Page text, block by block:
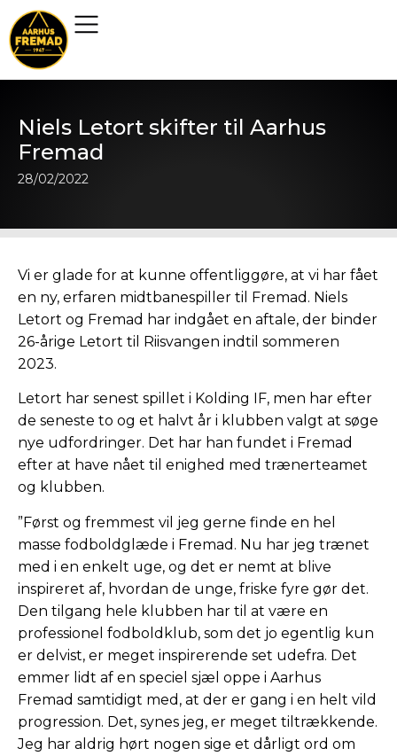
Niels Letort skifter til Aarhus
Fremad
28/02/2022
Vi er glade for at kunne offentliggøre, at vi har fået
en ny, erfaren midtbanespiller til Fremad. Niels
Letort og Fremad har indgået en aftale, der binder
26-årige Letort til Riisvangen indtil sommeren
2023.
Letort har senest spillet i Kolding IF, men har efter
de seneste to og et halvt år i klubben valgt at søge
nye udfordringer. Det har han fundet i Fremad
efter at have nået til enighed med trænerteamet
og klubben.
”Først og fremmest vil jeg gerne finde en hel
masse fodboldglæde i Fremad. Nu har jeg trænet
med i en enkelt uge, og det er nemt at blive
inspireret af, hvordan de unge, friske fyre gør det.
Den tilgang hele klubben har til at være en
professionel fodboldklub, som det jo egentlig kun
er delvist, er meget inspirerende set udefra. Det
emmer lidt af en speciel sjæl oppe i Aarhus
Fremad samtidigt med, at der er gang i en helt vild
progression. Det, synes jeg, er meget tiltrækkende.
Jeg har aldrig hørt nogen sige et dårligt ord om